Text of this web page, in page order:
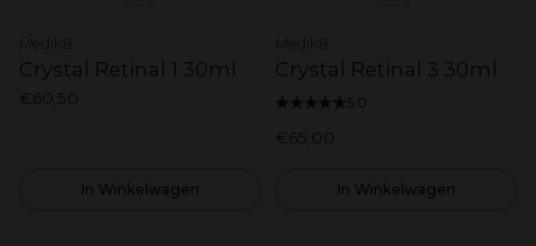
Crystal Retinal 1 30ml
€60,50
In Winkelwagen
Crystal Retinal 3 30ml
5.0
€65,00
In Winkelwagen